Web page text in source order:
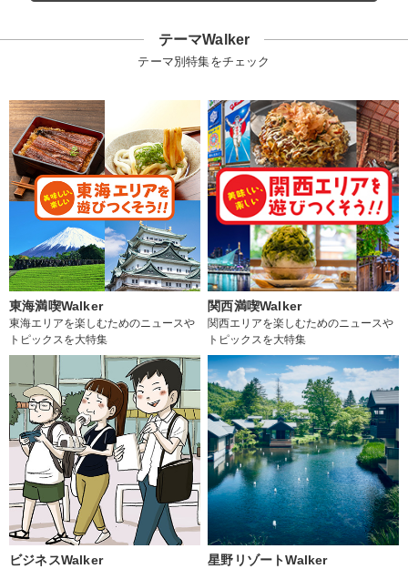
テーマWalker
テーマ別特集をチェック
東海満喫Walker
東海エリアを楽しむためのニュースや
トピックスを大特集
関西満喫Walker
関西エリアを楽しむためのニュースや
トピックスを大特集
ビジネスWalker 星野リゾートWalker